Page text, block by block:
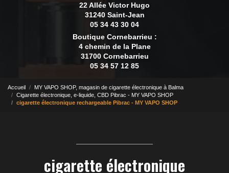
22 Allée Victor Hugo
31240 Saint-Jean
05 34 43 30 04
Boutique Cornebarrieu :
4 chemin de la Plane
31700 Cornebarrieu
05 34 57 12 85
Accueil
MY VAPO SHOP, magasin de cigarette électronique à Balma
Cigarette électronique, e-liquide, CBD Pibrac - MY VAPO SHOP
cigarette électronique rechargeable Pibrac - MY VAPO SHOP
cigarette électronique